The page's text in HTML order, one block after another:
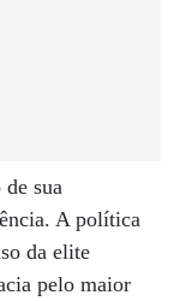
sua
A política
da elite
pelo maior